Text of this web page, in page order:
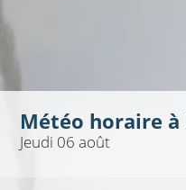
Météo horaire à
Jeudi 06 août